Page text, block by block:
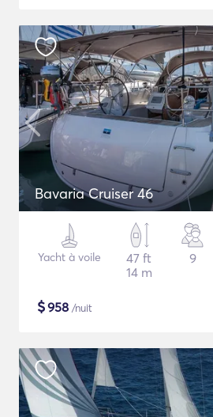
Bavaria Cruiser 46
Yacht à voile
47 ft
14 m
9
$958 /nuit